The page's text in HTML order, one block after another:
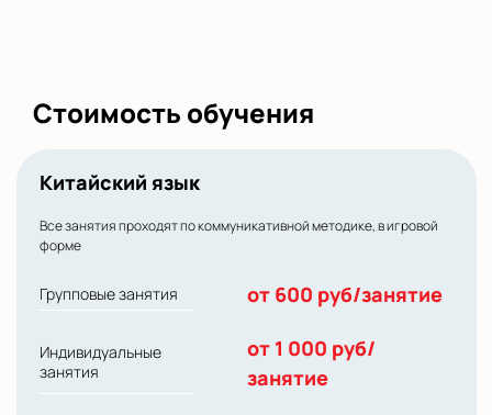
Стоимость обучения
Китайский язык
Все занятия проходят по коммуникативной методике, в игровой
форме
Групповые занятия от 600 руб/занятие
Индивидуальные
занятия
от 1 000 руб/
занятие